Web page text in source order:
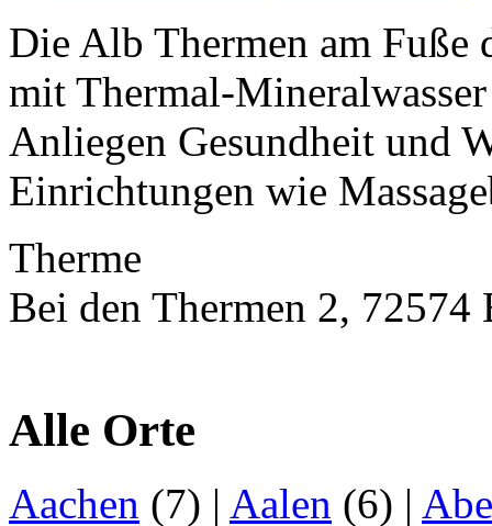
Die Alb Thermen am Fuße
mit Thermal-
Anliegen Gesundheit und
Einrichtungen wie
Therme
Bei den Thermen 2, 72574
Alle Orte
Aachen (7) | Aalen (6) |